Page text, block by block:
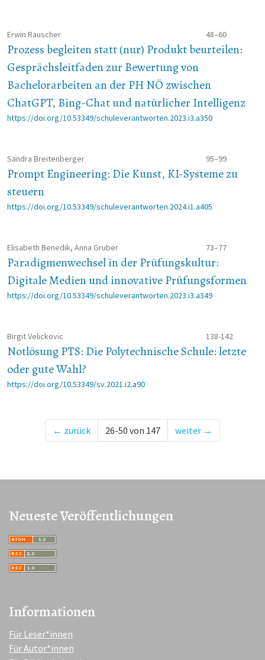
Erwin Rauscher 48–60
Prozess begleiten statt (nur) Produkt beurteilen:
Gesprächsleitfaden zur Bewertung von
Bachelorarbeiten an der PH NÖ zwischen
ChatGPT, Bing-Chat und natürlicher Intelligenz
https://doi.org/10.53349/schuleverantworten.2023.i3.a350
Sandra Breitenberger 95–99
Prompt Engineering: Die Kunst, KI-Systeme zu
steuern
https://doi.org/10.53349/schuleverantworten.2024.i1.a405
Elisabeth Benedik, Anna Gruber 73–77
Paradigmenwechsel in der Prüfungskultur:
Digitale Medien und innovative Prüfungsformen
https://doi.org/10.53349/schuleverantworten.2023.i3.a349
Birgit Velickovic 138-142
Notlösung PTS: Die Polytechnische Schule: letzte
oder gute Wahl?
https://doi.org/10.53349/sv.2021.i2.a90
← zurück 26-50 von 147 weiter →
Neueste Veröffentlichungen
Informationen
Für Leser*innen
Für Autor*innen